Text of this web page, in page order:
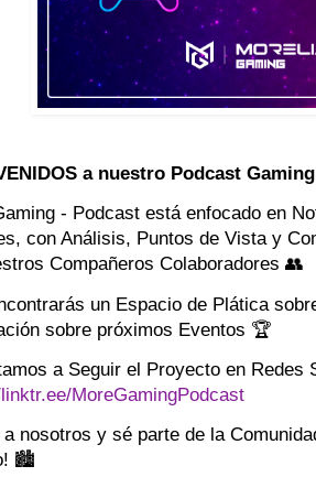
a nuestro Podcast
- Podcast está enfocado en
con Análisis, Puntos de Vista y
Compañeros Colaboradores 👥
un Espacio de Plática
sobre próximos Eventos 🏆
a Seguir el Proyecto en Redes
MoreGamingPodcast
a nosotros y sé parte de la
🏙️